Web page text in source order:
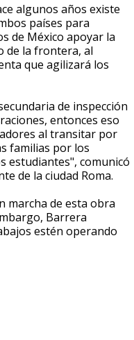
algunos años existe
países para
de México apoyar la
de la frontera, al
que agilizará los
de inspección
entonces eso
al transitar por
familias por los
estudiantes", comunicó
de la ciudad Roma.
marcha de esta obra
Barrera
estén operando